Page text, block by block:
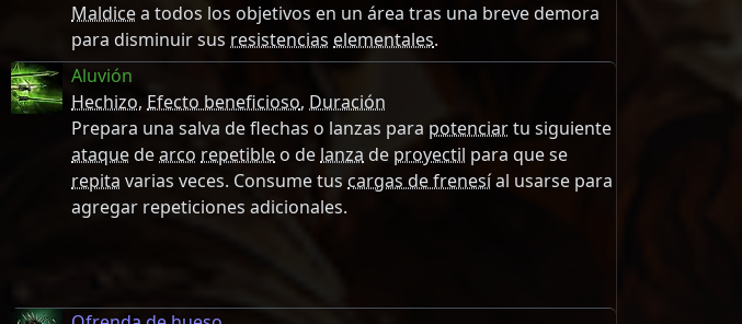
Maldicea todos los objetivos en un área tras una breve demora
para disminuir sus resistencias elementales.
Aluvión
Hechizo, Efecto beneficioso, Duración
Prepara una salva de flechas o lanzas para potenciartu siguiente
ataquedearco repetible o de lanza de proyectil para que se
repita varias veces. Consume tus cargas de frenesíal usarse para
agregar repeticiones adicionales.